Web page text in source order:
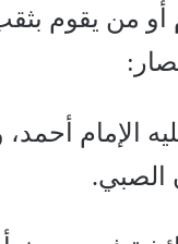
من يقوم
الإمام
الصبي.